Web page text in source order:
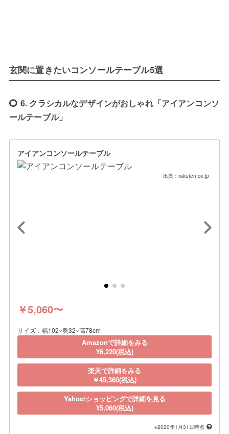
玄関に置きたいコンソールテーブル5選
6. クラシカルなデザインがおしゃれ「アイアンコンソ
ールテーブル」
アイアンコンソールテーブル
出典：rakuten.co.jp
￥5,060〜
サイズ：幅102×奥32×高78cm
Amazonで詳細をみる
¥6,220(税込)
楽天で詳細をみる
￥45,360(税込)
Yahoo!ショッピングで詳細を見る
¥5,060(税込)
※2020年1月31日時点